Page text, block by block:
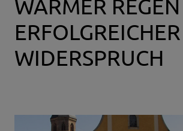
WARMER
ERFOLGREICHER
WIDERSPRUCH